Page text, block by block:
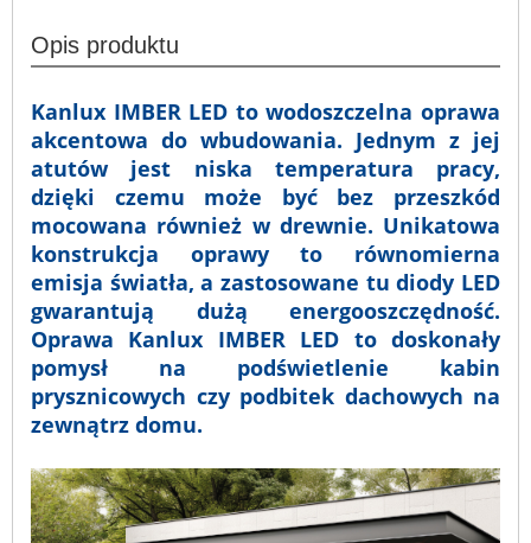
Opis produktu
Kanlux IMBER LED to wodoszczelna oprawa
akcentowa do wbudowania. Jednym z jej
atutów jest niska temperatura pracy,
dzięki czemu może być bez przeszkód
mocowana również w drewnie. Unikatowa
konstrukcja oprawy to równomierna
emisja światła, a zastosowane tu diody LED
gwarantują dużą energooszczędność.
Oprawa Kanlux IMBER LED to doskonały
pomysł na podświetlenie kabin
prysznicowych czy podbitek dachowych na
zewnątrz domu.